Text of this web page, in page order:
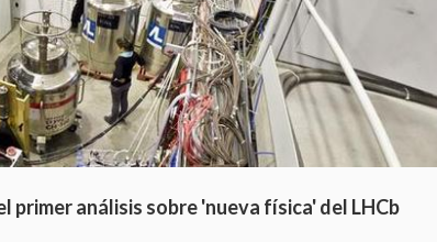
análisis sobre 'nueva física' del LHCb